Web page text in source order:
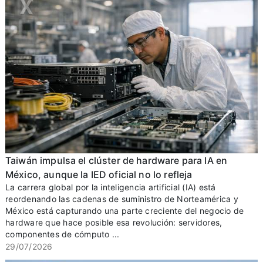
Taiwán impulsa el clúster de hardware para IA en
México, aunque la IED oficial no lo refleja
La carrera global por la inteligencia artificial (IA) está
reordenando las cadenas de suministro de Norteamérica y
México está capturando una parte creciente del negocio de
hardware que hace posible esa revolución: servidores,
componentes de cómputo ...
29/07/2026